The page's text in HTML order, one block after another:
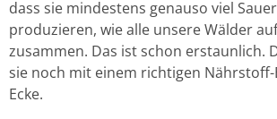
dass sie mindestens genauso viel
produzieren, wie alle unsere Wälder
zusammen. Das ist schon erstaunlich.
sie noch mit einem richtigen
Ecke.